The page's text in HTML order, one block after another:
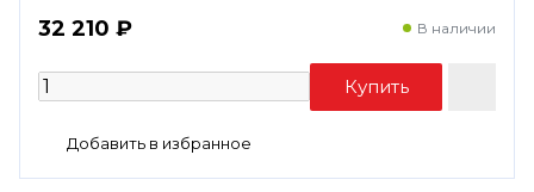
32 210 ₽ В наличии